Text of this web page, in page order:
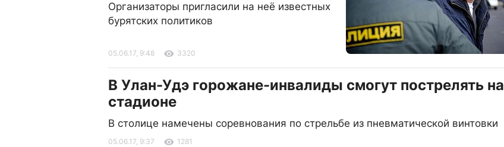
Организаторы пригласили на неё известных
бурятских политиков
05.06.17, 9:48 3320
В Улан-Удэ горожане-инвалиды смогут пострелять на
стадионе
В столице намечены соревнования по стрельбе из пневматической винтовки
05.06.17, 9:37 1281